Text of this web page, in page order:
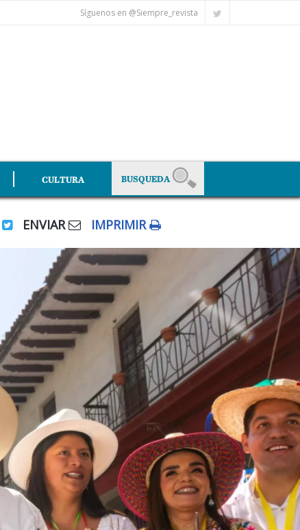
Síguenos en @Siempre_revista
CULTURA
ENVIAR IMPRIMIR